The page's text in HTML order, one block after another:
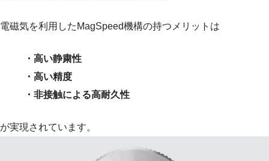
電磁気を利用したMagSpeed機構の持つメリットは
・高い静粛性
・高い精度
・非接触による高耐久性
が実現されています。